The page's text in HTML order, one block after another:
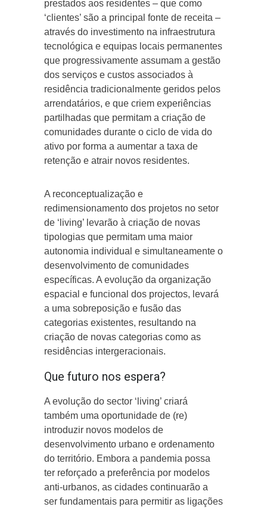
prestados aos residentes – que como
‘clientes’ são a principal fonte de receita –
através do investimento na infraestrutura
tecnológica e equipas locais permanentes
que progressivamente assumam a gestão
dos serviços e custos associados à
residência tradicionalmente geridos pelos
arrendatários, e que criem experiências
partilhadas que permitam a criação de
comunidades durante o ciclo de vida do
ativo por forma a aumentar a taxa de
retenção e atrair novos residentes.
A reconceptualização e
redimensionamento dos projetos no setor
de ‘living’ levarão à criação de novas
tipologias que permitam uma maior
autonomia individual e simultaneamente o
desenvolvimento de comunidades
específicas. A evolução da organização
espacial e funcional dos projectos, levará
a uma sobreposição e fusão das
categorias existentes, resultando na
criação de novas categorias como as
residências intergeracionais.
Que futuro nos espera?
A evolução do sector ‘living’ criará
também uma oportunidade de (re)
introduzir novos modelos de
desenvolvimento urbano e ordenamento
do território. Embora a pandemia possa
ter reforçado a preferência por modelos
anti-urbanos, as cidades continuarão a
ser fundamentais para permitir as ligações